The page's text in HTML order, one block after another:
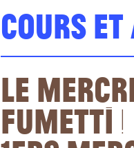
Cours
Le
Fumetti !